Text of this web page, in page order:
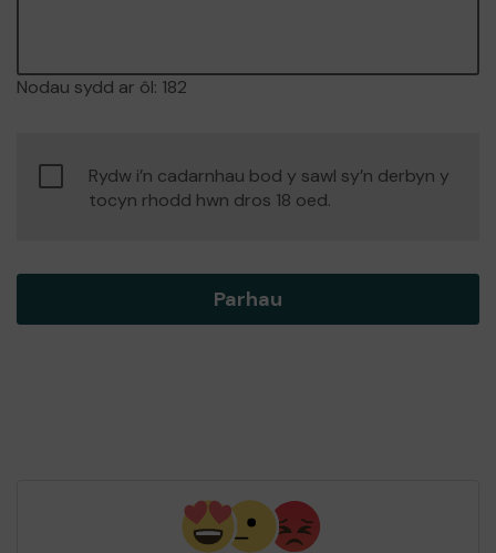
Nodau sydd ar ôl: 182
oedran
cydsynio
Rydw i’n cadarnhau bod y sawl sy’n derbyn y
tocyn rhodd hwn dros 18 oed.
Parhau